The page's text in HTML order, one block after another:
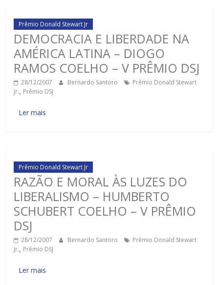
Prêmio Donald Stewart Jr
DEMOCRACIA E LIBERDADE NA
AMÉRICA LATINA – DIOGO
RAMOS COELHO – V PRÊMIO DSJ
28/12/2007 Bernardo Santoro
Prêmio Donald Stewart
Jr., Prêmio DSJ
Ler mais
Prêmio Donald Stewart Jr
RAZÃO E MORAL ÀS LUZES DO
LIBERALISMO – HUMBERTO
SCHUBERT COELHO – V PRÊMIO
DSJ
28/12/2007 Bernardo Santoro
Prêmio Donald Stewart
Jr., Prêmio DSJ
Ler mais